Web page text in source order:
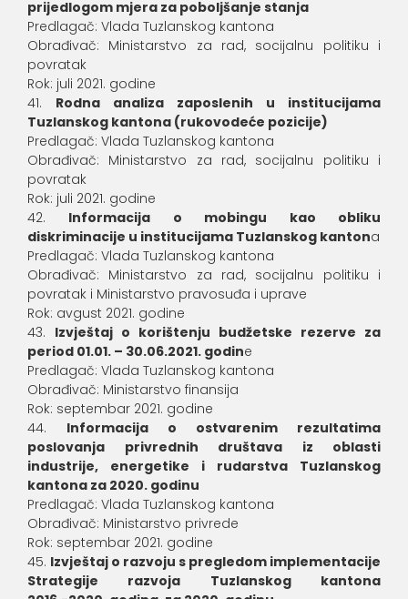
prijedlogom mjera za poboljšanje stanja
Predlagač: Vlada Tuzlanskog kantona
Obrađivač: Ministarstvo za rad, socijalnu politiku i
povratak
Rok: juli 2021. godine
Rodna analiza zaposlenih u institucijama
Tuzlanskog kantona (rukovodeće pozicije)
Predlagač: Vlada Tuzlanskog kantona
Obrađivač: Ministarstvo za rad, socijalnu politiku i
povratak
Rok: juli 2021. godine
Informacija o mobingu kao obliku
diskriminacije u institucijama Tuzlanskog kantona
Predlagač: Vlada Tuzlanskog kantona
Obrađivač: Ministarstvo za rad, socijalnu politiku i
povratak i Ministarstvo pravosuđa i uprave
Rok: avgust 2021. godine
Izvještaj o korištenju budžetske rezerve za
period 01.01. – 30.06.2021. godine
Predlagač: Vlada Tuzlanskog kantona
Obrađivač: Ministarstvo finansija
Rok: septembar 2021. godine
Informacija o ostvarenim rezultatima
poslovanja privrednih društava iz oblasti
industrije, energetike i rudarstva Tuzlanskog
kantona za 2020. godinu
Predlagač: Vlada Tuzlanskog kantona
Obrađivač: Ministarstvo privrede
Rok: septembar 2021. godine
Izvještaj o razvoju s pregledom implementacije
Strategije razvoja Tuzlanskog kantona